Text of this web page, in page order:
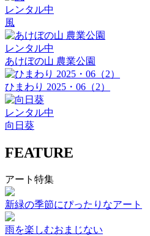
レンタル中
風
レンタル中
あけぼの山 農業公園
ひまわり 2025・06（2）
レンタル中
向日葵
FEATURE
アート特集
新緑の季節にぴったりなアート
雨を楽しむおまじない